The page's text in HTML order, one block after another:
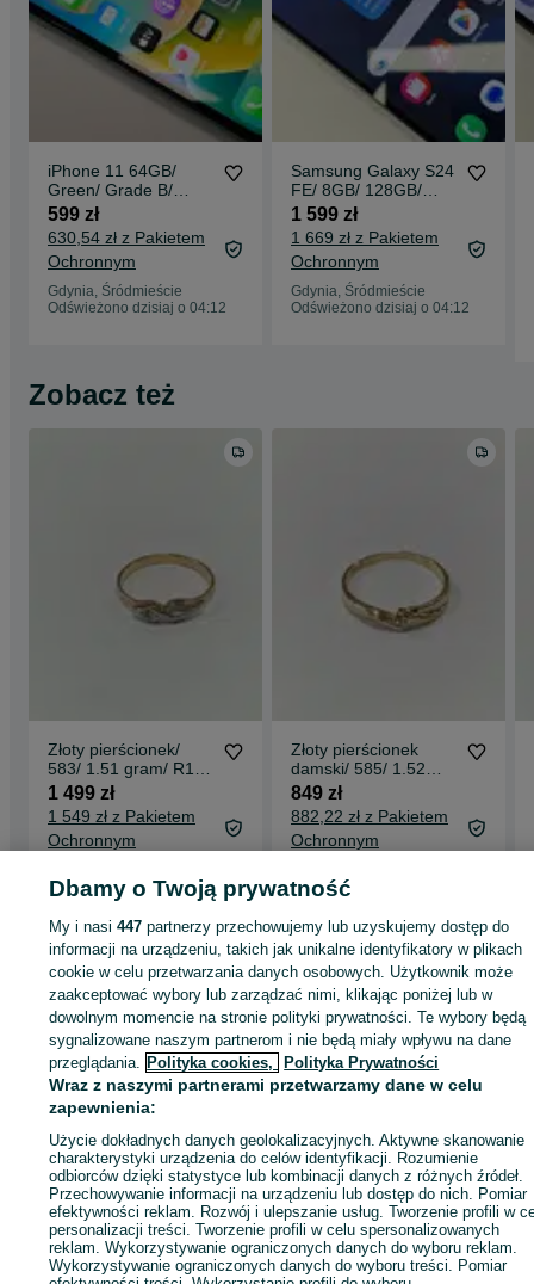
iPhone 11 64GB/
Green/ Grade B/
bateria 84%/
Gwarancja 6 miesięcy
599 zł
630,54 zł z Pakietem
Ochronnym
Gdynia, Śródmieście
Odświeżono dzisiaj o 04:12
Samsung Galaxy S24
FE/ 8GB/ 128GB/
Graphite/ Grade A/
12.07.25 + ładowarka
1 599 zł
1 669 zł z Pakietem
Ochronnym
Gdynia, Śródmieście
Odświeżono dzisiaj o 04:12
Zobacz też
Złoty pierścionek/
583/ 1.51 gram/ R13/
Imago Artis/ 1986-96/
Kraków
1 499 zł
1 549 zł z Pakietem
Ochronnym
02 sierpnia 2026
Złoty pierścionek
damski/ 585/ 1.52
gram/ R15/ DIA 0.04
CT
849 zł
882,22 zł z Pakietem
Ochronnym
19 lipca 2026
Strona główna Moda Biżuteria Pierścionki
Pierścionki - Pomorskie
Pierścionki - Gdynia
Pierścionki - Śródmieście
KATEGORIA
Kup
Dbamy o Twoją prywatność
My i nasi447 partnerzy przechowujemy lub uzyskujemy dostęp do
informacji na urządzeniu, takich jak unikalne identyfikatory w plikach
cookie w celu przetwarzania danych osobowych. Użytkownik może
zaakceptować wybory lub zarządzać nimi, klikając poniżej lub w
dowolnym momencie na stronie polityki prywatności. Te wybory będą
sygnalizowane naszym partnerom i nie będą miały wpływu na dane
przeglądania. Polityka cookies, Polityka Prywatności
Wraz z naszymi partnerami przetwarzamy dane w celu
zapewnienia:
Użycie dokładnych danych geolokalizacyjnych. Aktywne skanowanie
charakterystyki urządzenia do celów identyfikacji. Rozumienie
odbiorców dzięki statystyce lub kombinacji danych z różnych źródeł.
Przechowywanie informacji na urządzeniu lub dostęp do nich. Pomiar
efektywności reklam. Rozwój i ulepszanie usług. Tworzenie profili w
personalizacji treści. Tworzenie profili w celu spersonalizowanych
reklam. Wykorzystywanie ograniczonych danych do wyboru reklam.
Wykorzystywanie ograniczonych danych do wyboru treści. Pomiar